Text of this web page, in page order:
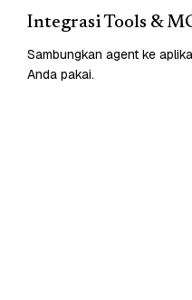
Integrasi Tools &
Sambungkan agent ke
Anda pakai.